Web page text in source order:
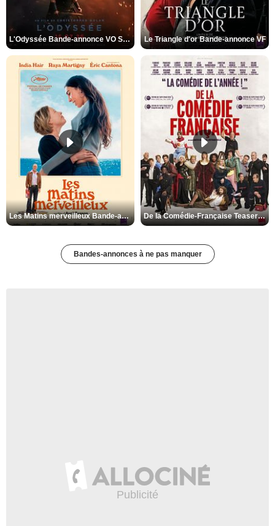
L'Odyssée Bande-annonce VO STFR Le Triangle d'or Bande-annonce VF
Les Matins merveilleux Bande-annonce VF De la Comédie-Française Teaser VF
Bandes-annonces à ne pas manquer